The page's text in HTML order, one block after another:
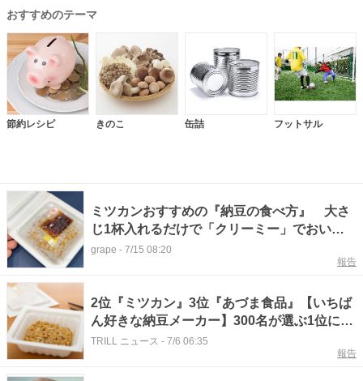
おすすめのテーマ
節約レシピ きのこ 缶詰 フットサル
ミツカンおすすめの『納豆の食べ方』 大さ
じ1杯入れるだけで「クリーミー」でおいし
い！
grape - 7/15 08:20
報告
2位『ミツカン』3位『あづま食品』【いちば
ん好きな納豆メーカー】300名が選ぶ1位に
「タレが美味しい」「小粒で食べやすい」
TRILL ニュース - 7/6 06:35
報告